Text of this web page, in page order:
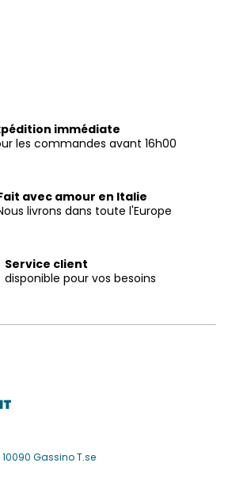
immédiate
les commandes avant 16h00
avec amour en Italie
livrons dans toute l'Europe
Service client
disponible pour vos besoins
Gassino T.se